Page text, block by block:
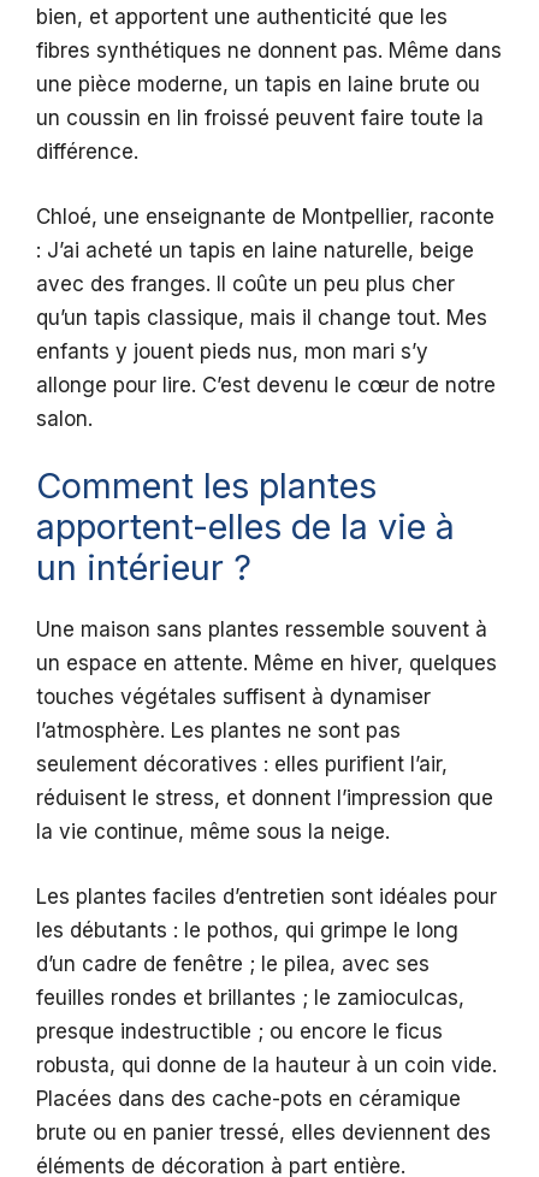
bien, et apportent une authenticité que les
fibres synthétiques ne donnent pas. Même dans
une pièce moderne, un tapis en laine brute ou
un coussin en lin froissé peuvent faire toute la
différence.
Chloé, une enseignante de Montpellier, raconte
: J’ai acheté un tapis en laine naturelle, beige
avec des franges. Il coûte un peu plus cher
qu’un tapis classique, mais il change tout. Mes
enfants y jouent pieds nus, mon mari s’y
allonge pour lire. C’est devenu le cœur de notre
salon.
Comment les plantes
apportent-elles de la vie à
un intérieur ?
Une maison sans plantes ressemble souvent à
un espace en attente. Même en hiver, quelques
touches végétales suffisent à dynamiser
l’atmosphère. Les plantes ne sont pas
seulement décoratives : elles purifient l’air,
réduisent le stress, et donnent l’impression que
la vie continue, même sous la neige.
Les plantes faciles d’entretien sont idéales pour
les débutants : le pothos, qui grimpe le long
d’un cadre de fenêtre ; le pilea, avec ses
feuilles rondes et brillantes ; le zamioculcas,
presque indestructible ; ou encore le ficus
robusta, qui donne de la hauteur à un coin vide.
Placées dans des cache-pots en céramique
brute ou en panier tressé, elles deviennent des
éléments de décoration à part entière.